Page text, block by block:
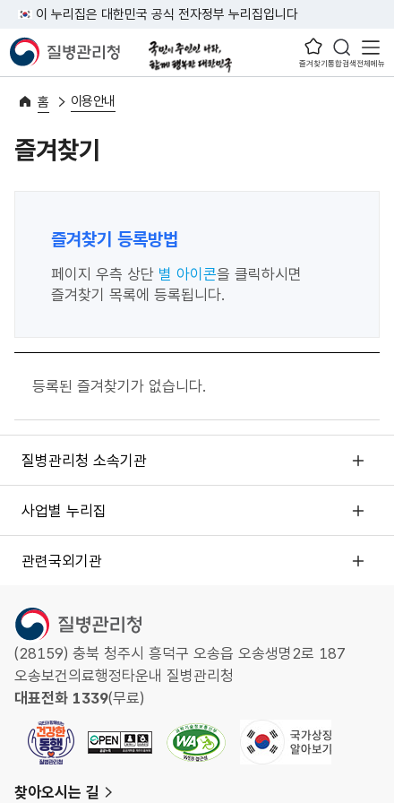
이 누리집은 대한민국 공식 전자정부 누리집입니다
즐겨찾기통합검색전체메뉴
홈 이용안내
즐겨찾기
즐겨찾기 등록방법
페이지 우측 상단 별 아이콘을 클릭하시면
즐겨찾기 목록에 등록됩니다.
등록된 즐겨찾기가 없습니다.
질병관리청 소속기관
사업별 누리집
관련국외기관
(28159) 충북 청주시 흥덕구 오송읍 오송생명2로 187
오송보건의료행정타운내 질병관리청
대표전화 1339(무료)
찾아오시는 길